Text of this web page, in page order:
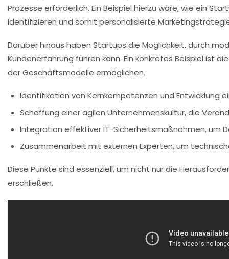
Prozesse erforderlich. Ein Beispiel hierzu wäre, wie ein
identifizieren und somit personalisierte
Darüber hinaus haben Startups die Möglichkeit, durch
Kundenerfahrung führen kann. Ein konkretes Beispiel ist
der Geschäftsmodelle ermöglichen.
Identifikation von Kernkompetenzen und Entwicklung
Schaffung einer agilen Unternehmenskultur, die
Integration effektiverIT-Sicherheitsmaßnahmen, um
Zusammenarbeit mit externen Experten, um
Diese Punkte sind essenziell, um nicht nur die
erschließen.